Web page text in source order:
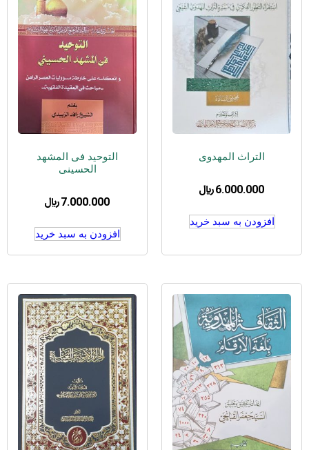
التراث المهدوی
6.000.000 ﷼
افزودن به سبد خرید
التوحید فی المشهد
الحسینی
7.000.000 ﷼
افزودن به سبد خرید